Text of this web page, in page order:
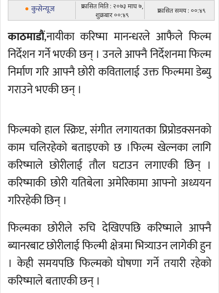
कुसेन्यूज
प्रकासित मिति : २०७३ माघ ७,
शुक्रबार ००:४९
प्रकासित समय : ००:४९
काठमाडौं,नायीका करिष्मा मानन्धरले आफैले फिल्म
निर्देशन गर्ने भएकी छन् । उनले आफ्नै निर्देशनमा फिल्म
निर्माण गरि आफ्नै छोरी कवितालाई उक्त फिल्ममा डेब्यु
गराउने भएकी छन् ।
फिल्मको हाल स्क्रिप्ट, संगीत लगायतका प्रिप्रोडक्सनको
काम चलिरहेको बताइएको छ ।फिल्म खेल्नका लागि
करिष्माले छोरीलाई तौल घटाउन लगाएकी छिन् ।
करिष्माकी छोरी यतिबेला अमेरिकामा आफ्नो अध्ययन
गरिरहेकी छिन् ।
फिल्मका छोरीले रुचि देखिएपछि करिष्माले आफ्नै
ब्यानरबाट छोरीलाई फिल्मी क्षेत्रमा भित्र्याउन लागेकी हुन
। केही समयपछि फिल्मको घोषणा गर्ने तयारी रहेको
करिष्माले बताएकी छन् ।